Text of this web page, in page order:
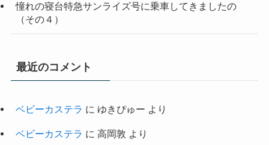
憧れの寝台特急サンライズ号に乗車してきましたの
（その４）
最近のコメント
ベビーカステラ に ゆきぴゅー より
ベビーカステラ に 高岡敦 より